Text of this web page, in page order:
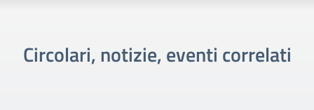
Circolari, notizie, eventi correlati